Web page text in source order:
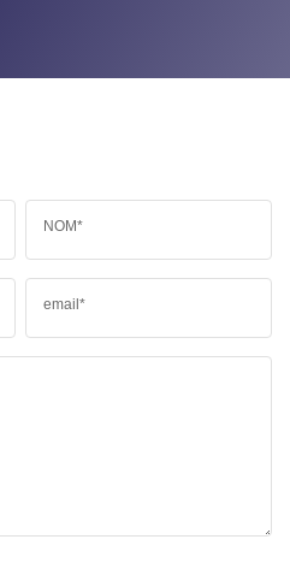
NOM*
email*